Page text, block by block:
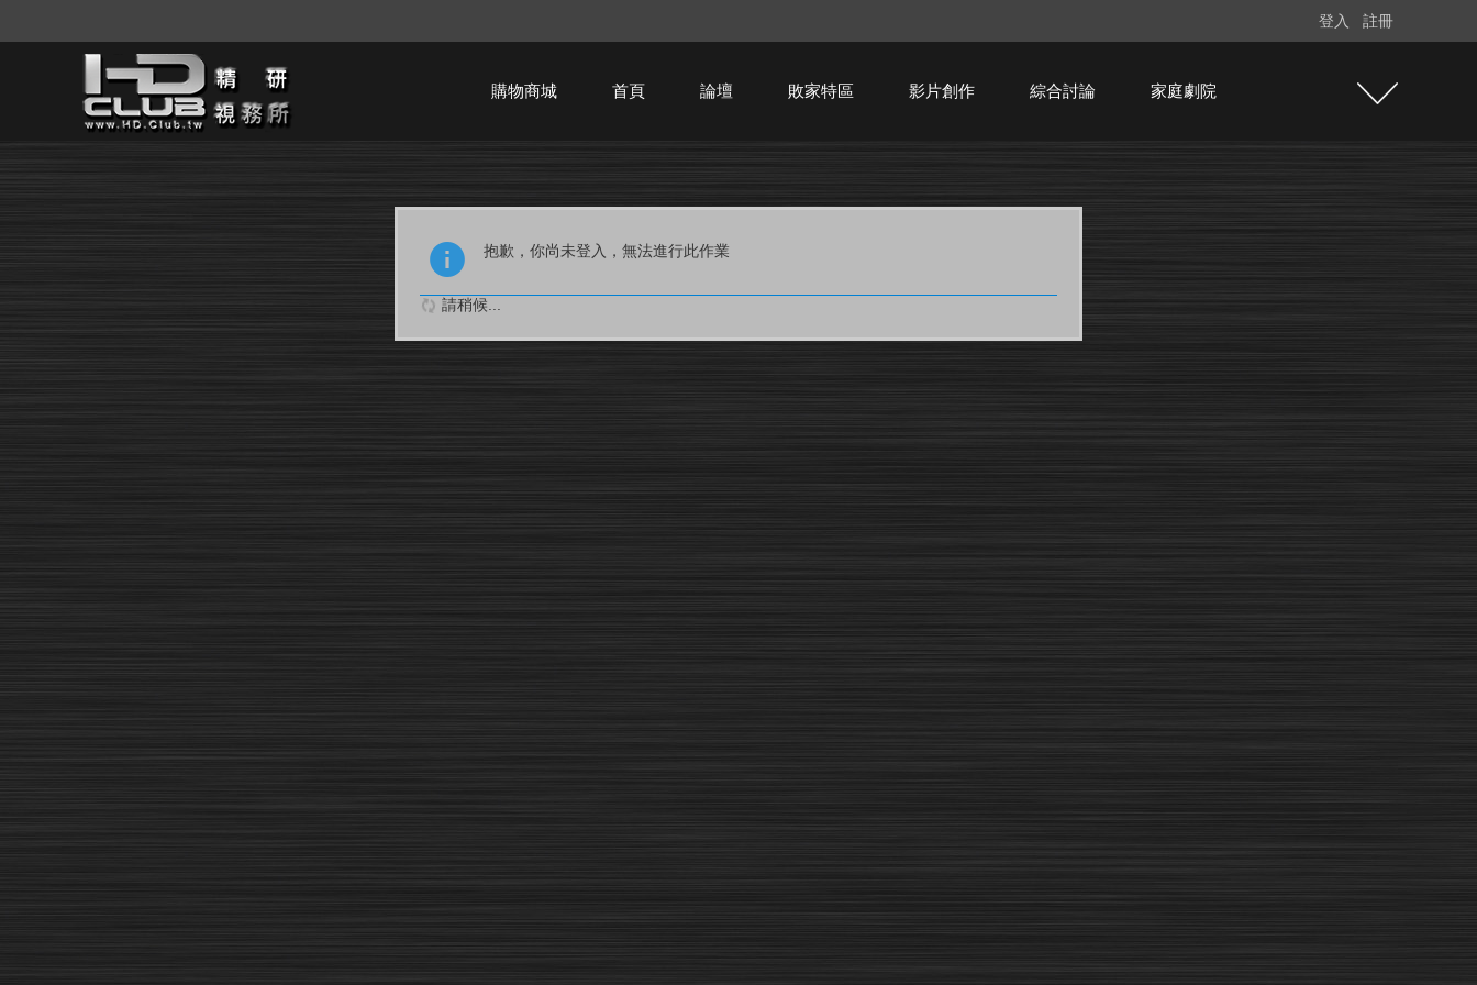
登入 註冊
購物商城 首頁 論壇 敗家特區 影片創作 綜合討論 家庭劇院
抱歉，你尚未登入，無法進行此作業
請稍候...